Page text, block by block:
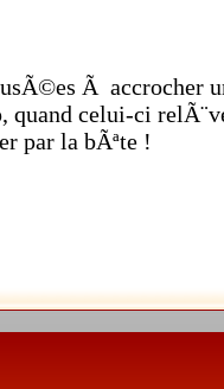
Ã accrocher
quand celui-ci
par la bÃªte !